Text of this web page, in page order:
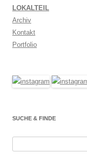
LOKALTEIL
Archiv
Kontakt
Portfolio
SUCHE & FINDE